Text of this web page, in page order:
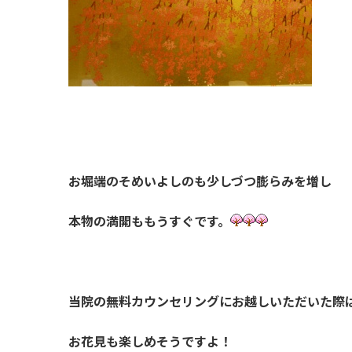
お堀端のそめいよしのも少しづつ膨らみを増し
本物の満開ももうすぐです。
当院の無料カウンセリングにお越しいただいた際
お花見も楽しめそうですよ！